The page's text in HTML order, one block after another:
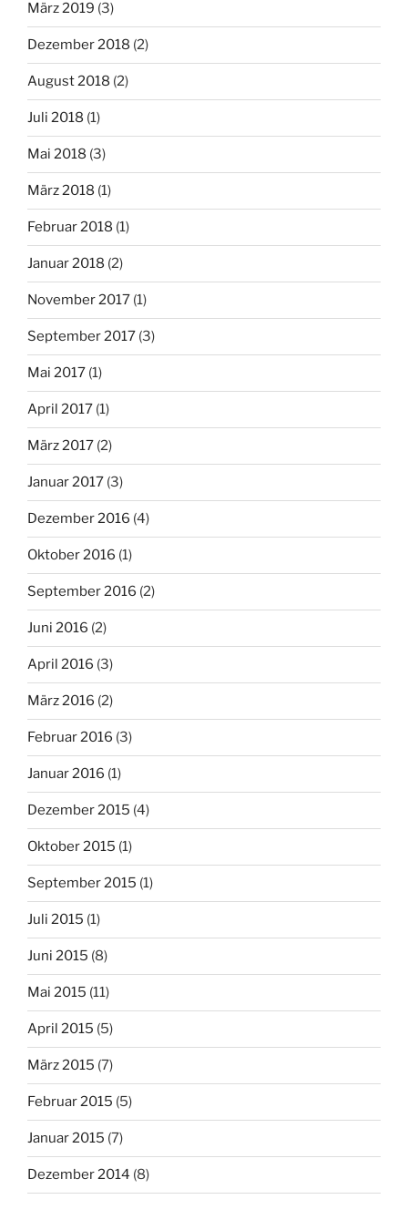
März 2019 (3)
Dezember 2018 (2)
August 2018 (2)
Juli 2018 (1)
Mai 2018 (3)
März 2018 (1)
Februar 2018 (1)
Januar 2018 (2)
November 2017 (1)
September 2017 (3)
Mai 2017 (1)
April 2017 (1)
März 2017 (2)
Januar 2017 (3)
Dezember 2016 (4)
Oktober 2016 (1)
September 2016 (2)
Juni 2016 (2)
April 2016 (3)
März 2016 (2)
Februar 2016 (3)
Januar 2016 (1)
Dezember 2015 (4)
Oktober 2015 (1)
September 2015 (1)
Juli 2015 (1)
Juni 2015 (8)
Mai 2015 (11)
April 2015 (5)
März 2015 (7)
Februar 2015 (5)
Januar 2015 (7)
Dezember 2014 (8)